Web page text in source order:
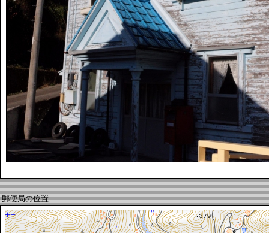
郵便局の位置